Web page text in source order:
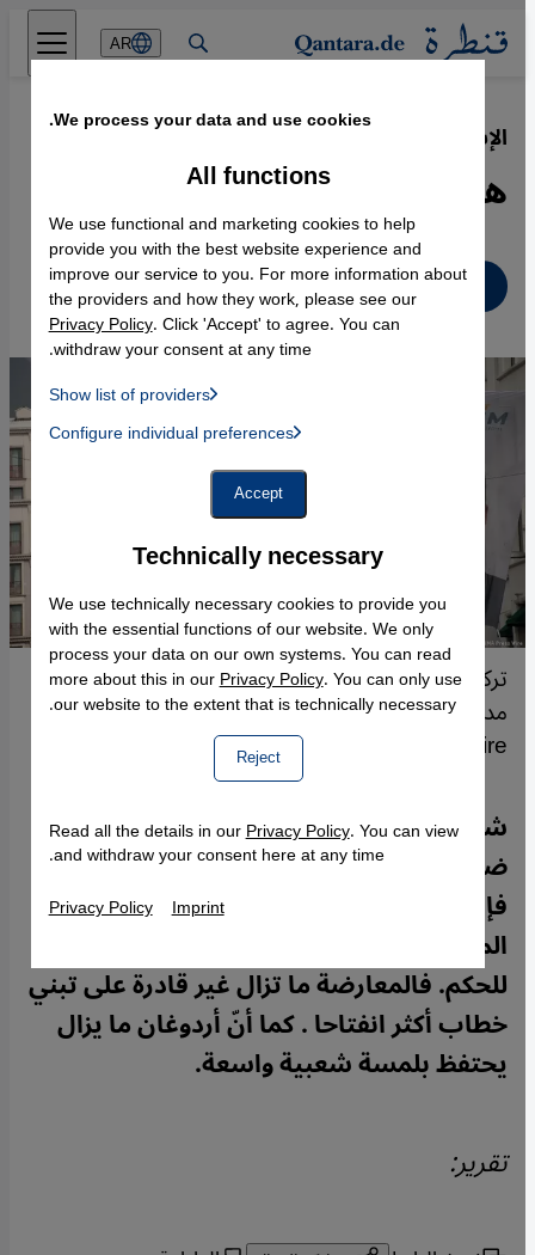
Direkt zum Inhalt springen
AR
الإسلام والعسل في تركيا·
11.04.2024
هل هزم المحافظون الأتراك؟
عربي
تركيا: ملصقات انتخابية لحزب العدالةو التنمية في
مدينة إسطنبول. صورة من: John Wreford/SOPA
Images/ZUMA Press Wire
شكلت نتائج الانتخابات البلدية في تركيا
ضربة كبيرة لحزب العدالة والتنمية. مع ذلك،
فإنّه من المبكر ربما الحديث عن نهاية نفوذ
للحكم. فالمعارضة ما تزال غير قادرة على تبني
خطاب أكثر انفتاحا . كما أنّ أردوغان ما يزال
يحتفظ بلمسة شعبية واسعة.
تقرير:
We process your data and use cookies.
Technically necessary
We use technically necessary cookies to provide you
with the essential functions of our website. We only
process your data on our own systems. You can read
more about this in ourPrivacy Policy. You can only use
our website to the extent that is technically necessary.
Reject
All functions
We use functional and marketing cookies to help
provide you with the best website experience and
improve our service to you. For more information about
the providers and how they work, please see our
Privacy Policy. Click 'Accept' to agree. You can
withdraw your consent at any time.
Show list of providers
Instagram Embed, Twitter Embed, Youtube Embed
Facebook Embed / Facebook Connect
Google Maps Embed
Configure individual preferences
Accept
Read all the details in ourPrivacy Policy. You can view
and withdraw your consent here at any time.
Privacy Policy Imprint